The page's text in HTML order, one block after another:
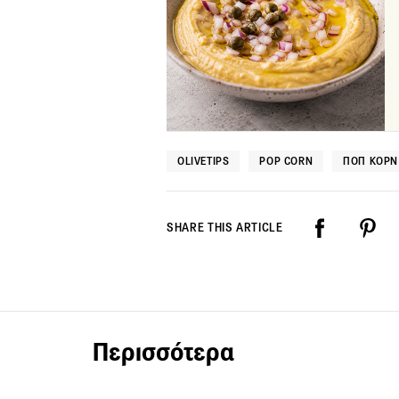
OLIVETIPS POP CORN ΠΟΠ ΚΟΡΝ
SHARE THIS ARTICLE
Περισσότερα